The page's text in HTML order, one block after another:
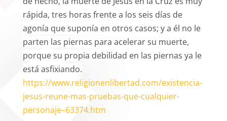
rápida, tres horas frente a los seis días de
agonía que suponía en otros casos; y a él no le
parten las piernas para acelerar su muerte,
porque su propia debilidad en las piernas ya le
está asfixiando.
https://www.religionenlibertad.com/existencia-
jesus-reune-mas-pruebas-que-cualquier-
personaje–63374.htm